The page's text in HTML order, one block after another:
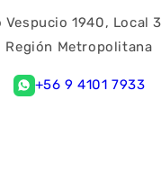
Vespucio 1940, Local
Región Metropolitana
+56 9 4101 7933